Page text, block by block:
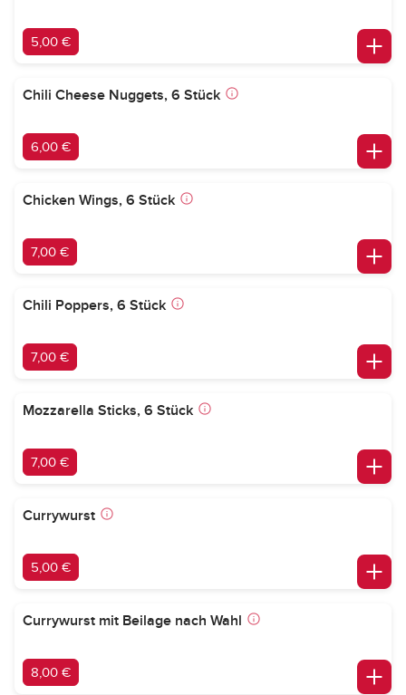
5,00 €
Chili Cheese Nuggets, 6 Stück
6,00 €
Chicken Wings, 6 Stück
7,00 €
Chili Poppers, 6 Stück
7,00 €
Mozzarella Sticks, 6 Stück
7,00 €
Currywurst
5,00 €
Currywurst mit Beilage nach Wahl
8,00 €